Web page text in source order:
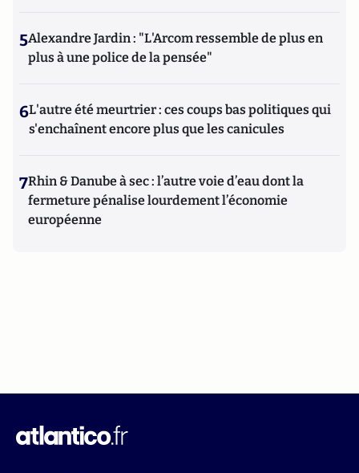
5Alexandre Jardin : "L'Arcom ressemble de plus en
plus à une police de la pensée"
6L'autre été meurtrier : ces coups bas politiques qui
s'enchaînent encore plus que les canicules
7Rhin & Danube à sec : l’autre voie d’eau dont la
fermeture pénalise lourdement l’économie
européenne